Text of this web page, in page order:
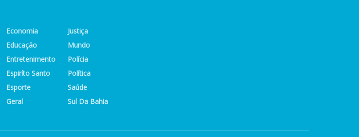
Economia
Educação
Entretenimento
Espiríto Santo
Esporte
Geral
Justiça
Mundo
Polícia
Política
Saúde
Sul Da Bahia